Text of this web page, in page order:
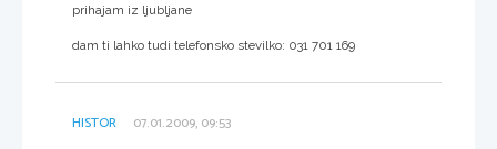
prihajam iz ljubljane
dam ti lahko tudi telefonsko stevilko: 031 701 169
HISTOR 07.01.2009, 09:53